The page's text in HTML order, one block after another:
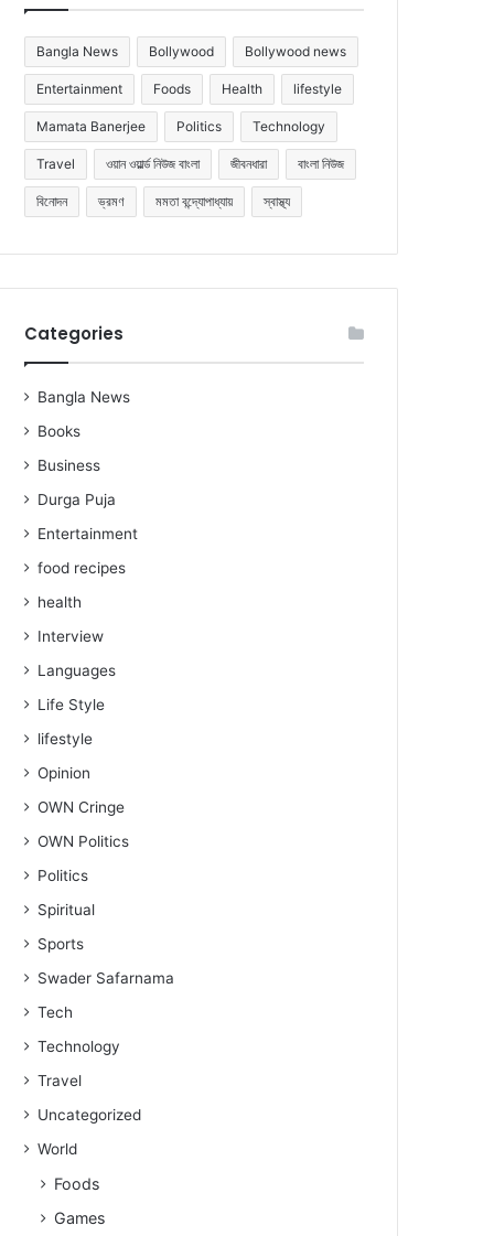
Bangla News Bollywood Bollywood news
Entertainment Foods Health lifestyle
Mamata Banerjee Politics Technology
Travel ওয়ান ওয়ার্ল্ড নিউজ বাংলা জীবনধারা বাংলা নিউজ
বিনোদন ভ্রমণ মমতা বন্দ্যোপাধ্যায় স্বাস্থ্য
Categories
Bangla News
Books
Business
Durga Puja
Entertainment
food recipes
health
Interview
Languages
Life Style
lifestyle
Opinion
OWN Cringe
OWN Politics
Politics
Spiritual
Sports
Swader Safarnama
Tech
Technology
Travel
Uncategorized
World
Foods
Games